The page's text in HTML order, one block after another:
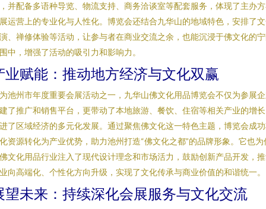
并配备多语种导览、物流支持、商务洽谈室等配套服务，体现了主办
运营上的专业化与人性化。博览会还结合九华山的地域特色，安排了
、禅修体验等活动，让参与者在商业交流之余，也能沉浸于佛文化的
中，增强了活动的吸引力和影响力。
业赋能：推动地方经济与文化双赢
池州市年度重要会展活动之一，九华山佛文化用品博览会不仅为参展
了推广和销售平台，更带动了本地旅游、餐饮、住宿等相关产业的增
了区域经济的多元化发展。通过聚焦佛文化这一特色主题，博览会成
资源转化为产业优势，助力池州打造“佛文化之都”的品牌形象。它也为
文化用品行业注入了现代设计理念和市场活力，鼓励创新产品开发，
向高端化、个性化方向升级，实现了文化传承与商业价值的和谐统一。
望未来：持续深化会展服务与文化交流